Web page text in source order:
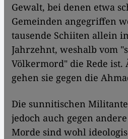
Gewalt, bei denen etwa
Gemeinden angegriffen
tausende Schiiten allein
Jahrzehnt, weshalb vom
Völkermord" die Rede
gehen sie gegen die
Die sunnitischen
jedoch auch gegen
Morde sind wohl